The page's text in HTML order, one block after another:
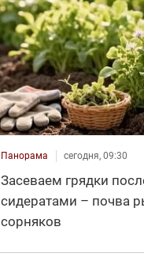
Панорама сегодня, 09:30
Засеваем грядки
сидератами – почва
сорняков